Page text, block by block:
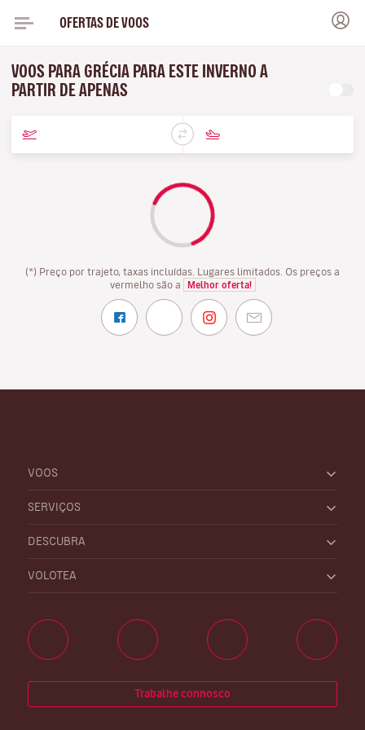
OFERTAS DE VOOS
VOOS PARA GRÉCIA PARA ESTE INVERNO A
PARTIR DE APENAS
(*) Preço por trajeto, taxas incluídas. Lugares limitados. Os preços a
vermelho são a
Melhor oferta!
VOOS
SERVIÇOS
DESCUBRA
VOLOTEA
Trabalhe connosco